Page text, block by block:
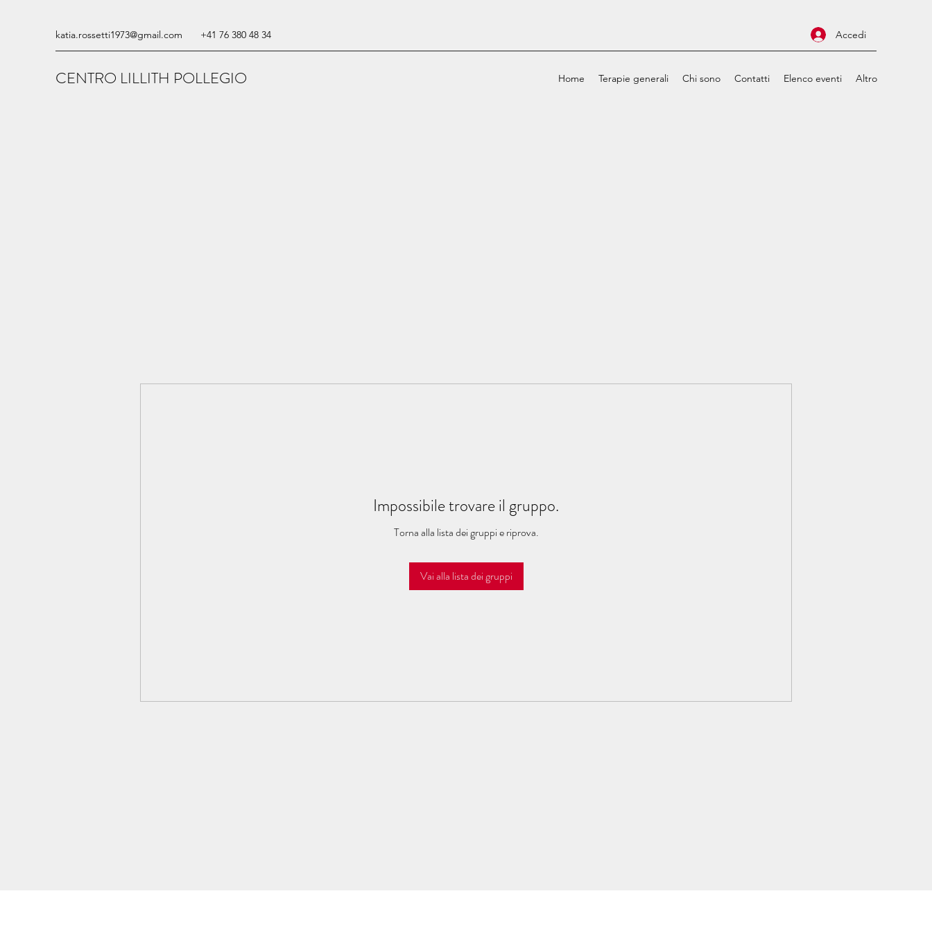
katia.rossetti1973@gmail.com +41 76 380 48 34 Accedi
CENTRO LILLITH POLLEGIO Home Terapie generali Chi sono Contatti Elenco eventi Altro
Impossibile trovare il gruppo.
Torna alla lista dei gruppi e riprova.
Vai alla lista dei gruppi